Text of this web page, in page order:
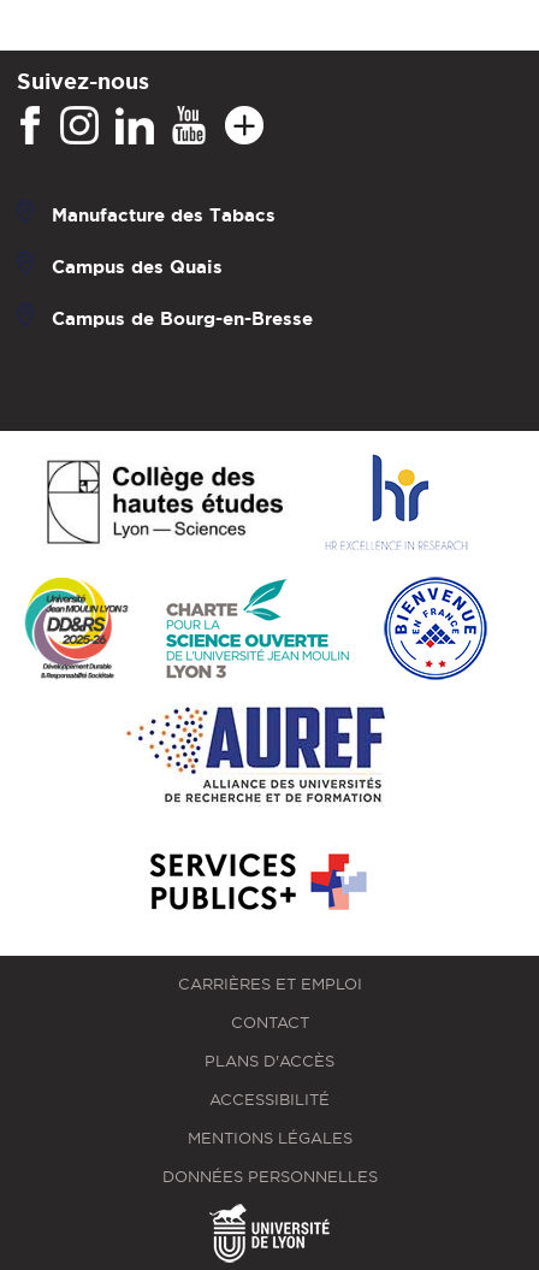
Suivez-nous
Manufacture des Tabacs
Campus des Quais
Campus de Bourg-en-Bresse
CARRIÈRES ET EMPLOI
CONTACT
PLANS D'ACCÈS
ACCESSIBILITÉ
MENTIONS LÉGALES
DONNÉES PERSONNELLES